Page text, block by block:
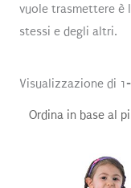
vuole trasmettere è
stessi e degli altri.
Visualizzazione di